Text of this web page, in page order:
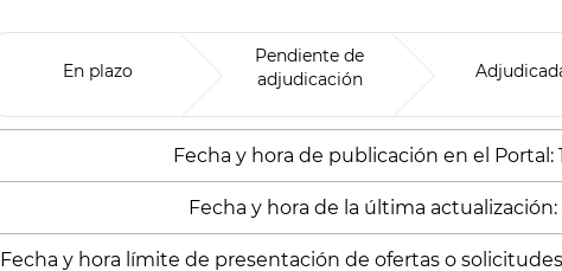
En plazo
Pendiente de
adjudicación
Fecha y hora de publicación en el Portal:
Fecha y hora de la última actualización:
Fecha y hora límite de presentación de ofertas o